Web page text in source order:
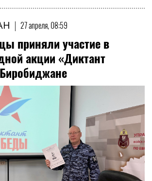
| 27 апреля, 08:59
приняли участие в
акции «Диктант